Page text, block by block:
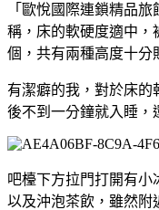
「歐悅國際連鎖精品
稱，床的軟硬度適中，
個，共有兩種高度十分
有潔癖的我，對於床
後不到一分鐘就入睡，
吧檯下方拉門打開有小
以及沖泡茶飲，雖然附